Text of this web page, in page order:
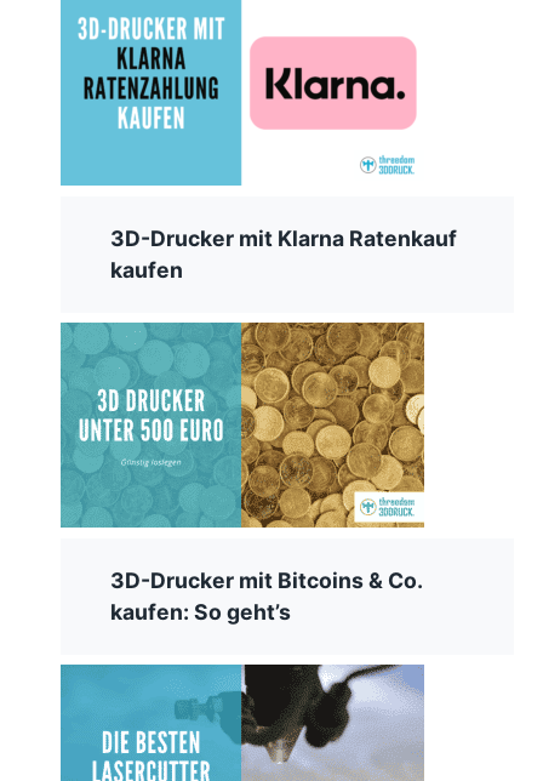
3D-Drucker mit Klarna Ratenkauf
kaufen
3D-Drucker mit Bitcoins & Co.
kaufen: So geht’s